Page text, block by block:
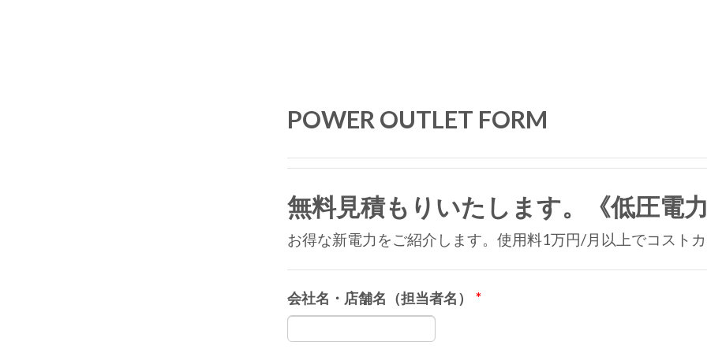
POWER OUTLET FORM
無料見積もりいたします。《低圧電力
お得な新電力をご紹介します。使用料1万円/月以上でコスト
会社名・店舗名（担当者名） *